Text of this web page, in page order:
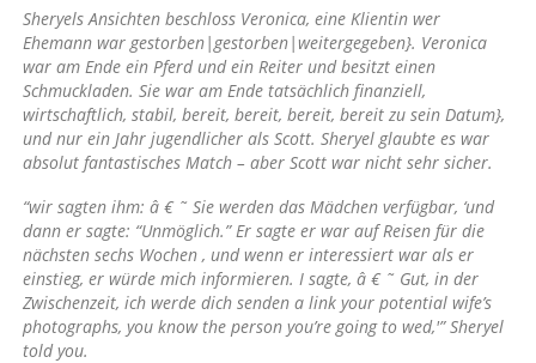
Sheryels Ansichten beschloss Veronica, eine Klientin wer
Ehemann war gestorben|gestorben|weitergegeben}. Veronica
war am Ende ein Pferd und ein Reiter und besitzt einen
Schmuckladen. Sie war am Ende tatsächlich finanziell,
wirtschaftlich, stabil, bereit, bereit, bereit, bereit zu sein Datum},
und nur ein Jahr jugendlicher als Scott. Sheryel glaubte es war
absolut fantastisches Match – aber Scott war nicht sehr sicher.
“wir sagten ihm: â € ˜ Sie werden das Mädchen verfügbar, ‘und
dann er sagte: “Unmöglich.” Er sagte er war auf Reisen für die
nächsten sechs Wochen , und wenn er interessiert war als er
einstieg, er würde mich informieren. I sagte, â € ˜ Gut, in der
Zwischenzeit, ich werde dich senden a link your potential wife’s
photographs, you know the person you’re going to wed,'” Sheryel
told you.